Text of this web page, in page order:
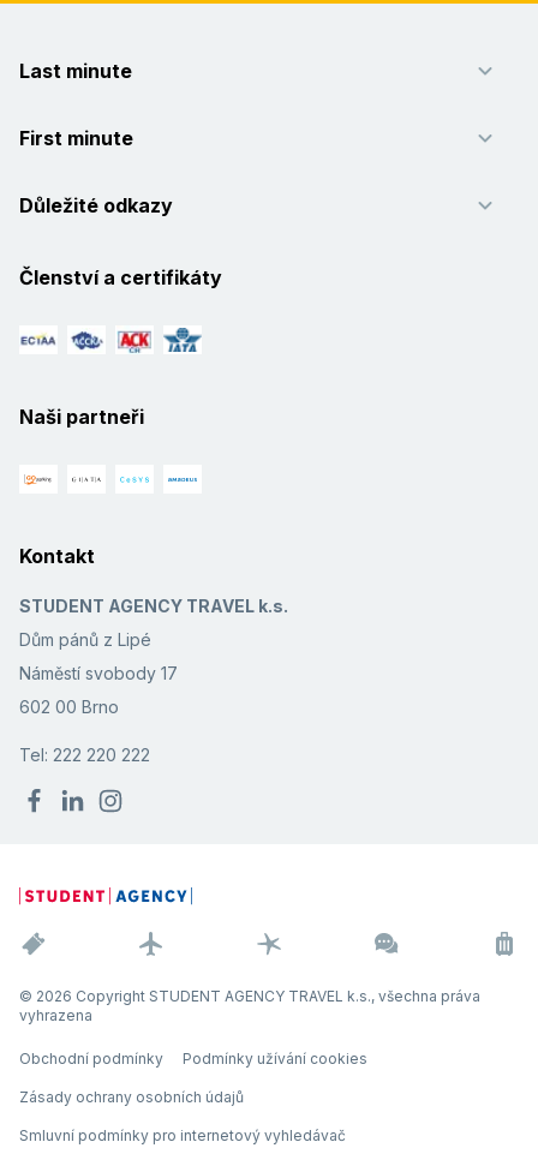
Last minute
First minute
Důležité odkazy
Členství a certifikáty
Naši partneři
Kontakt
STUDENT AGENCY TRAVEL k.s.
Dům pánů z Lipé
Náměstí svobody 17
602 00 Brno
Tel: 222 220 222
© 2026 Copyright STUDENT AGENCY TRAVEL k.s., všechna práva
vyhrazena
Obchodní podmínky Podmínky užívání cookies
Zásady ochrany osobních údajů
Smluvní podmínky pro internetový vyhledávač